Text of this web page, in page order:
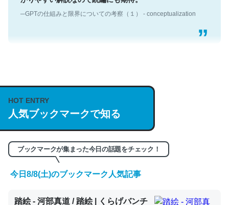
─GPTの仕組みと限界についての考察（１） - conceptualization
説してる記事が少ないので貴重な良記事。/続編来た
https://isobe324649.hatenablog.com/entry/2023/03/27
/064121
─GPTの仕組みと限界についての考察（１） - conceptualization
HOT ENTRY
人気ブックマークで知る
ブックマークが集まった今日の話題をチェック！
今日8/8(土)のブックマーク人気記事
踏絵 - 河部真道 / 踏絵 | くらげバンチ